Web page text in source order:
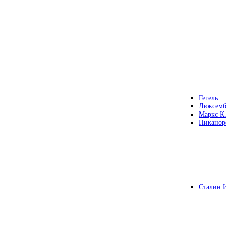
Гегель
Маркс К.
Сталин